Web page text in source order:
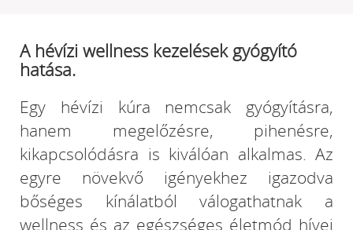
A hévízi wellness kezelések gyógyító
hatása.
Egy hévízi kúra nemcsak gyógyításra,
hanem megelőzésre, pihenésre,
kikapcsolódásra is kiválóan alkalmas. Az
egyre növekvő igényekhez igazodva
bőséges kínálatból válogathatnak a
wellness és az egészséges életmód hívei